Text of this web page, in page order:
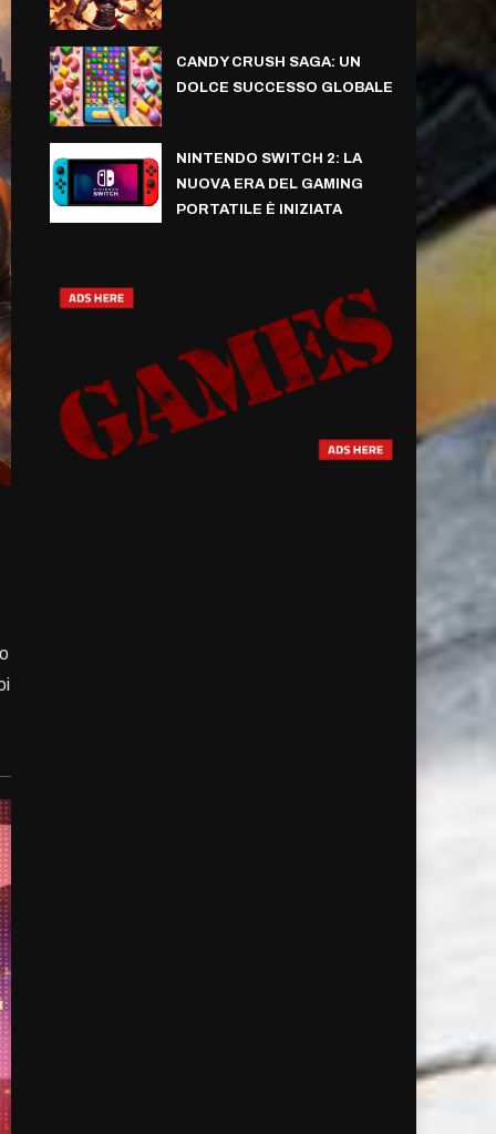
CANDY CRUSH SAGA: UN
DOLCE SUCCESSO GLOBALE
NINTENDO SWITCH 2: LA
NUOVA ERA DEL GAMING
PORTATILE È INIZIATA